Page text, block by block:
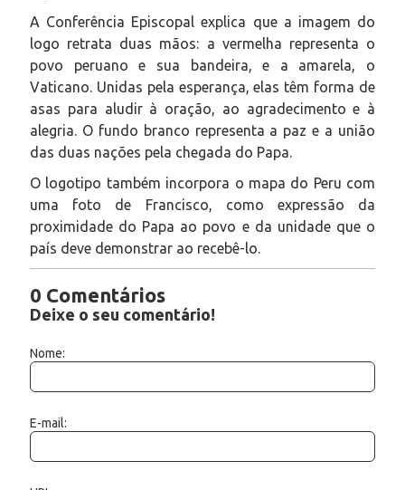
A Conferência Episcopal explica que a imagem do
logo retrata duas mãos: a vermelha representa o
povo peruano e sua bandeira, e a amarela, o
Vaticano. Unidas pela esperança, elas têm forma de
asas para aludir à oração, ao agradecimento e à
alegria. O fundo branco representa a paz e a união
das duas nações pela chegada do Papa.
O logotipo também incorpora o mapa do Peru com
uma foto de Francisco, como expressão da
proximidade do Papa ao povo e da unidade que o
país deve demonstrar ao recebê-lo.
0 Comentários
Deixe o seu comentário!
Nome:
E-mail: